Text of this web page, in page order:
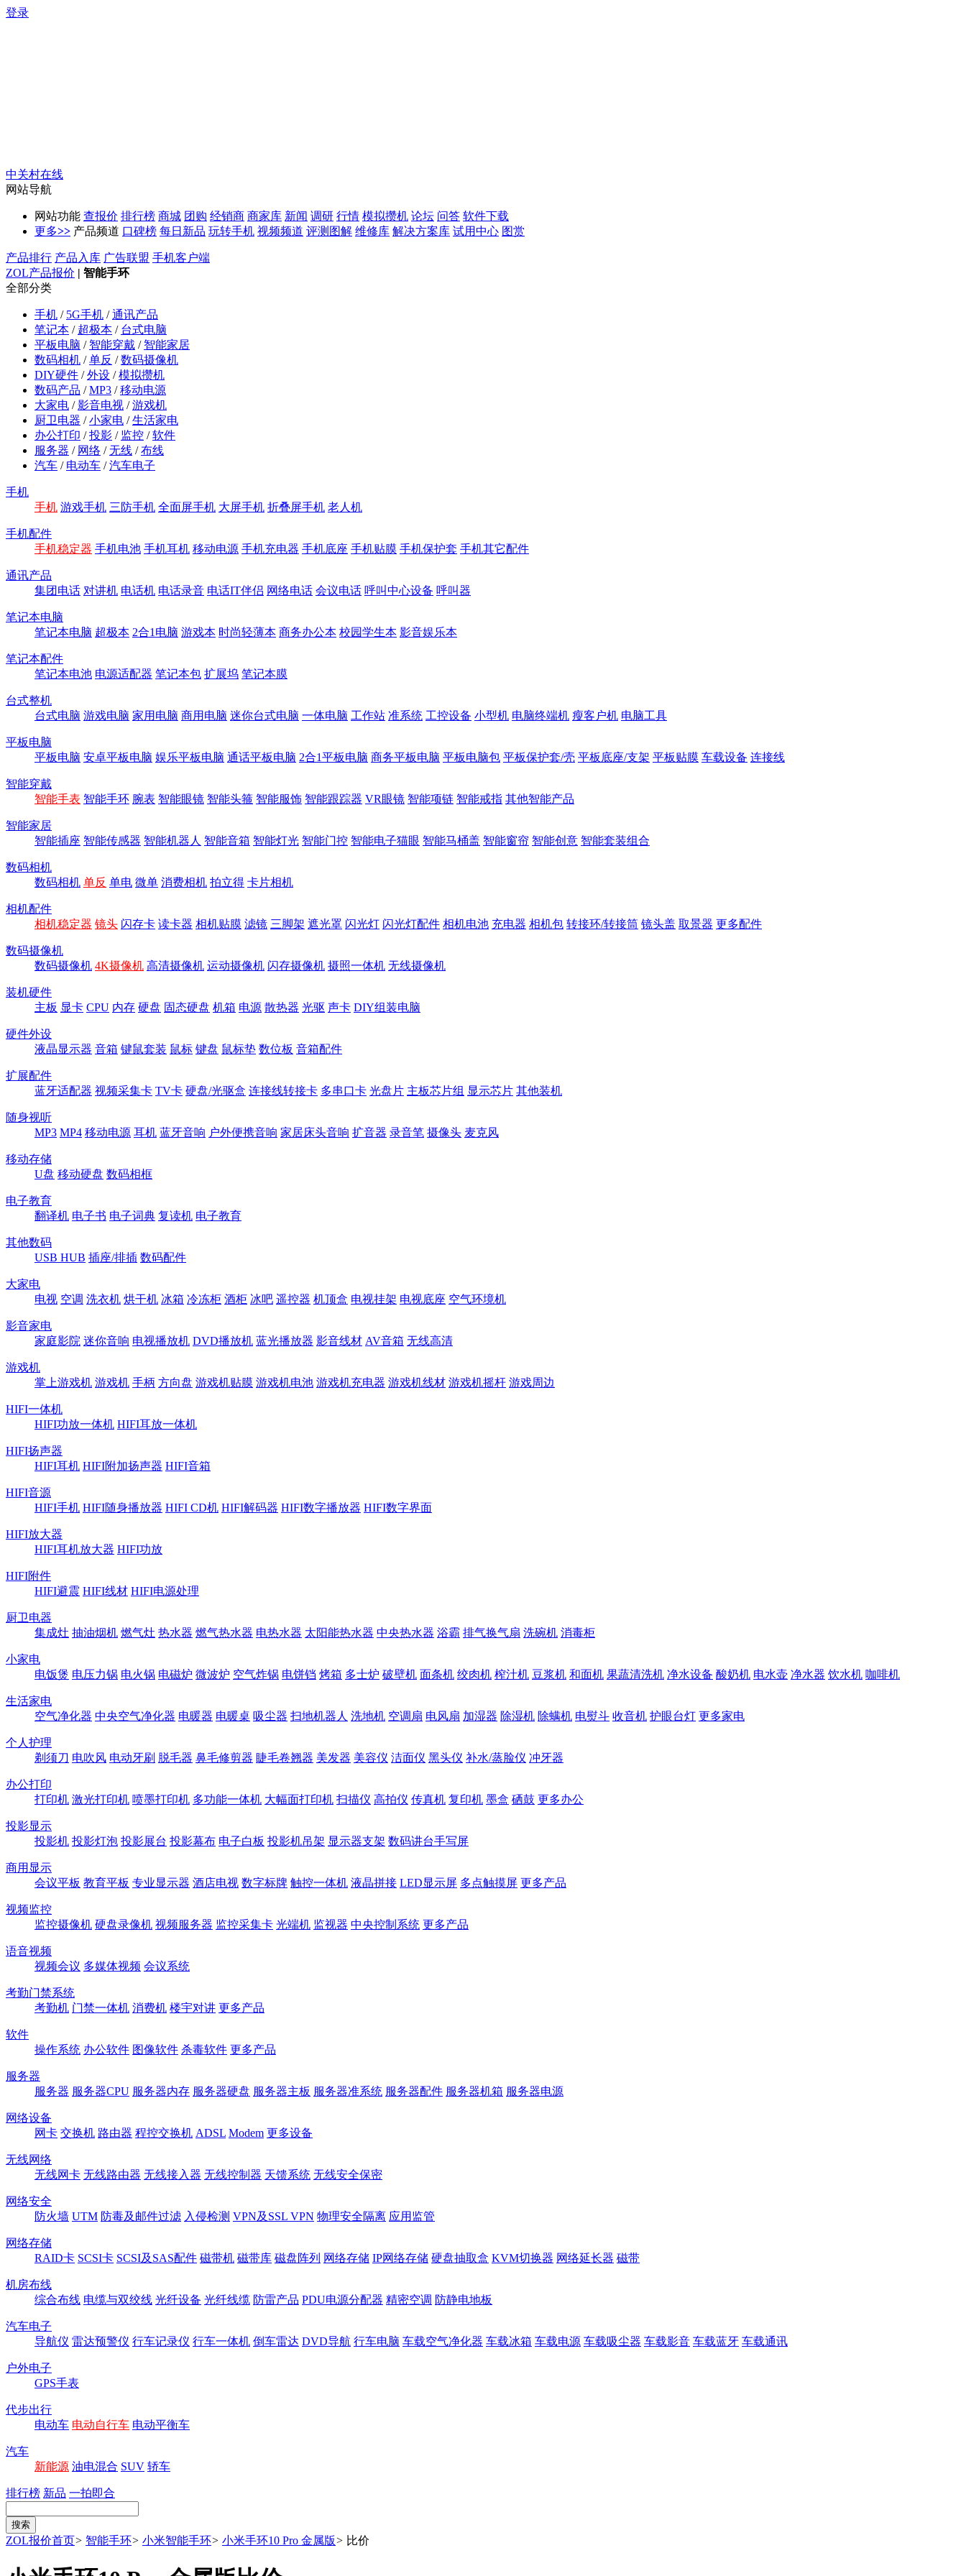
登录
中关村在线
网站导航
网站功能 查报价 排行榜 商城 团购 经销商 商家库 新闻 调研 行情 模拟攒机 论坛 问答 软件下载
更多>> 产品频道 口碑榜 每日新品 玩转手机 视频频道 评测图解 维修库 解决方案库 试用中心 图赏
产品排行 产品入库 广告联盟 手机客户端
ZOL产品报价 | 智能手环
全部分类
手机 / 5G手机 /通讯产品
笔记本 / 超极本 / 台式电脑
平板电脑 / 智能穿戴 / 智能家居
数码相机 /单反 /数码摄像机
DIY硬件 /外设 /模拟攒机
数码产品 /MP3 /移动电源
大家电 /影音电视 /游戏机
厨卫电器 /小家电 /生活家电
办公打印 /投影 / 监控 /软件
服务器 / 网络 /无线 /布线
汽车 / 电动车 /汽车电子
手机
手机 游戏手机 三防手机 全面屏手机 大屏手机 折叠屏手机 老人机
手机配件
手机稳定器 手机电池 手机耳机 移动电源 手机充电器 手机底座 手机贴膜 手机保护套 手机其它配件
通讯产品
集团电话 对讲机 电话机 电话录音 电话IT伴侣 网络电话 会议电话 呼叫中心设备 呼叫器
笔记本电脑
笔记本电脑 超极本 2合1电脑 游戏本 时尚轻薄本 商务办公本 校园学生本 影音娱乐本
笔记本配件
笔记本电池 电源适配器 笔记本包 扩展坞 笔记本膜
台式整机
台式电脑 游戏电脑 家用电脑 商用电脑 迷你台式电脑 一体电脑 工作站 准系统 工控设备 小型机 电脑终端机 瘦客户机 电脑工具
平板电脑
平板电脑 安卓平板电脑 娱乐平板电脑 通话平板电脑 2合1平板电脑 商务平板电脑 平板电脑包 平板保护套/壳 平板底座/支架 平板贴膜 车载设备 连接线
智能穿戴
智能手表 智能手环 腕表 智能眼镜 智能头箍 智能服饰 智能跟踪器 VR眼镜 智能项链 智能戒指 其他智能产品
智能家居
智能插座 智能传感器 智能机器人 智能音箱 智能灯光 智能门控 智能电子猫眼 智能马桶盖 智能窗帘 智能创意 智能套装组合
数码相机
数码相机 单反 单电 微单 消费相机 拍立得 卡片相机
相机配件
相机稳定器 镜头 闪存卡 读卡器 相机贴膜 滤镜 三脚架 遮光罩 闪光灯 闪光灯配件 相机电池 充电器 相机包 转接环/转接筒 镜头盖 取景器 更多配件
数码摄像机
数码摄像机 4K摄像机 高清摄像机 运动摄像机 闪存摄像机 摄照一体机 无线摄像机
装机硬件
主板 显卡 CPU 内存 硬盘 固态硬盘 机箱 电源 散热器 光驱 声卡 DIY组装电脑
硬件外设
液晶显示器 音箱 键鼠套装 鼠标 键盘 鼠标垫 数位板 音箱配件
扩展配件
蓝牙适配器 视频采集卡 TV卡 硬盘/光驱盒 连接线转接卡 多串口卡 光盘片 主板芯片组 显示芯片 其他装机
随身视听
MP3 MP4 移动电源 耳机 蓝牙音响 户外便携音响 家居床头音响 扩音器 录音笔 摄像头 麦克风
移动存储
U盘 移动硬盘 数码相框
电子教育
翻译机 电子书 电子词典 复读机 电子教育
其他数码
USB HUB 插座/排插 数码配件
大家电
电视 空调 洗衣机 烘干机 冰箱 冷冻柜 酒柜 冰吧 遥控器 机顶盒 电视挂架 电视底座 空气环境机
影音家电
家庭影院 迷你音响 电视播放机 DVD播放机 蓝光播放器 影音线材 AV音箱 无线高清
游戏机
掌上游戏机 游戏机 手柄 方向盘 游戏机贴膜 游戏机电池 游戏机充电器 游戏机线材 游戏机摇杆 游戏周边
HIFI一体机
HIFI功放一体机 HIFI耳放一体机
HIFI扬声器
HIFI耳机 HIFI附加扬声器 HIFI音箱
HIFI音源
HIFI手机 HIFI随身播放器 HIFI CD机 HIFI解码器 HIFI数字播放器 HIFI数字界面
HIFI放大器
HIFI耳机放大器 HIFI功放
HIFI附件
HIFI避震 HIFI线材 HIFI电源处理
厨卫电器
集成灶 抽油烟机 燃气灶 热水器 燃气热水器 电热水器 太阳能热水器 中央热水器 浴霸 排气换气扇 洗碗机 消毒柜
小家电
电饭煲 电压力锅 电火锅 电磁炉 微波炉 空气炸锅 电饼铛 烤箱 多士炉 破壁机 面条机 绞肉机 榨汁机 豆浆机 和面机 果蔬清洗机 净水设备 酸奶机 电水壶 净水器 饮水机 咖啡机
生活家电
空气净化器 中央空气净化器 电暖器 电暖桌 吸尘器 扫地机器人 洗地机 空调扇 电风扇 加湿器 除湿机 除螨机 电熨斗 收音机 护眼台灯 更多家电
个人护理
剃须刀 电吹风 电动牙刷 脱毛器 鼻毛修剪器 睫毛卷翘器 美发器 美容仪 洁面仪 黑头仪 补水/蒸脸仪 冲牙器
办公打印
打印机 激光打印机 喷墨打印机 多功能一体机 大幅面打印机 扫描仪 高拍仪 传真机 复印机 墨盒 硒鼓 更多办公
投影显示
投影机 投影灯泡 投影展台 投影幕布 电子白板 投影机吊架 显示器支架 数码讲台手写屏
商用显示
会议平板 教育平板 专业显示器 酒店电视 数字标牌 触控一体机 液晶拼接 LED显示屏 多点触摸屏 更多产品
视频监控
监控摄像机 硬盘录像机 视频服务器 监控采集卡 光端机 监视器 中央控制系统 更多产品
语音视频
视频会议 多媒体视频 会议系统
考勤门禁系统
考勤机 门禁一体机 消费机 楼宇对讲 更多产品
软件
操作系统 办公软件 图像软件 杀毒软件 更多产品
服务器
服务器 服务器CPU 服务器内存 服务器硬盘 服务器主板 服务器准系统 服务器配件 服务器机箱 服务器电源
网络设备
网卡 交换机 路由器 程控交换机 ADSL Modem 更多设备
无线网络
无线网卡 无线路由器 无线接入器 无线控制器 天馈系统 无线安全保密
网络安全
防火墙 UTM 防毒及邮件过滤 入侵检测 VPN及SSL VPN 物理安全隔离 应用监管
网络存储
RAID卡 SCSI卡 SCSI及SAS配件 磁带机 磁带库 磁盘阵列 网络存储 IP网络存储 硬盘抽取盒 KVM切换器 网络延长器 磁带
机房布线
综合布线 电缆与双绞线 光纤设备 光纤线缆 防雷产品 PDU电源分配器 精密空调 防静电地板
汽车电子
导航仪 雷达预警仪 行车记录仪 行车一体机 倒车雷达 DVD导航 行车电脑 车载空气净化器 车载冰箱 车载电源 车载吸尘器 车载影音 车载蓝牙 车载通讯
户外电子
GPS手表
代步出行
电动车 电动自行车 电动平衡车
汽车
新能源 油电混合 SUV 轿车
排行榜 新品 一拍即合
ZOL报价首页> 智能手环> 小米智能手环> 小米手环10 Pro 金属版> 比价